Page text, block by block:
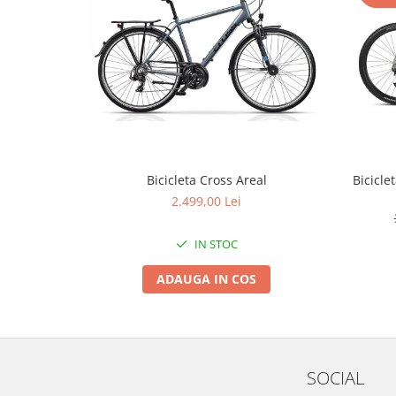
Bicicleta Cross Areal
2.499,00 Lei
IN STOC
ADAUGA IN COS
SOCIAL